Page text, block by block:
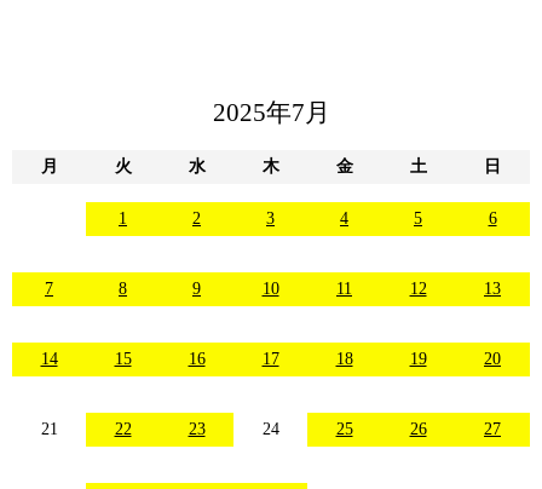
2025年7月
月 火 水 木 金 土 日
1 2 3 4 5 6
7 8 9 10 11 12 13
14 15 16 17 18 19 20
21 22 23 24 25 26 27